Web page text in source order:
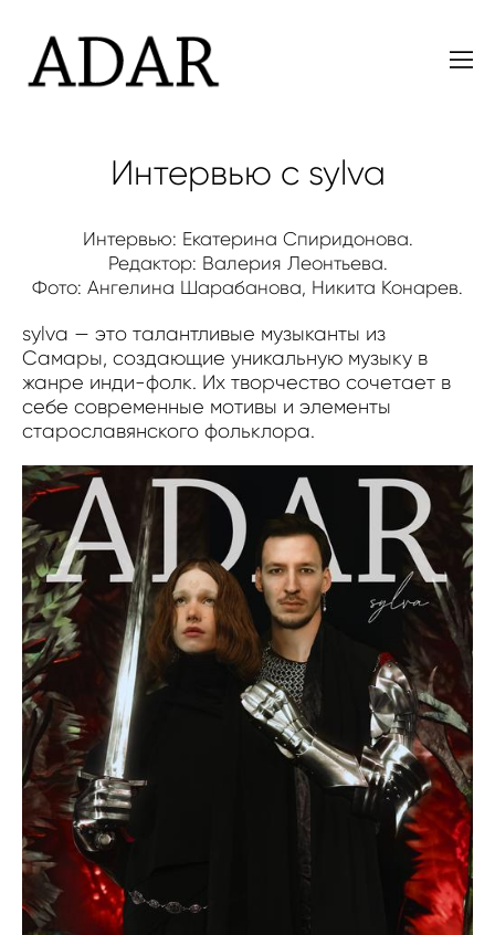
Интервью с sylva
Интервью: Екатерина Спиридонова.
Редактор: Валерия Леонтьева.
Фото: Ангелина Шарабанова, Никита Конарев.
sylva — это талантливые музыканты из
Самары, создающие уникальную музыку в
жанре инди-фолк. Их творчество сочетает в
себе современные мотивы и элементы
старославянского фольклора.